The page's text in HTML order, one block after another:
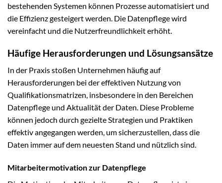
bestehenden Systemen können Prozesse automatisiert und
die Effizienz gesteigert werden. Die Datenpflege wird
vereinfacht und die Nutzerfreundlichkeit erhöht.
Häufige Herausforderungen und Lösungsansätze
In der Praxis stoßen Unternehmen häufig auf
Herausforderungen bei der effektiven Nutzung von
Qualifikationsmatrizen, insbesondere in den Bereichen
Datenpflege und Aktualität der Daten. Diese Probleme
können jedoch durch gezielte Strategien und Praktiken
effektiv angegangen werden, um sicherzustellen, dass die
Daten immer auf dem neuesten Stand und nützlich sind.
Mitarbeitermotivation zur Datenpflege